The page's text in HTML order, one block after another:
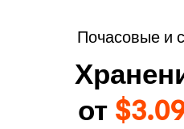
Почасовые и
от